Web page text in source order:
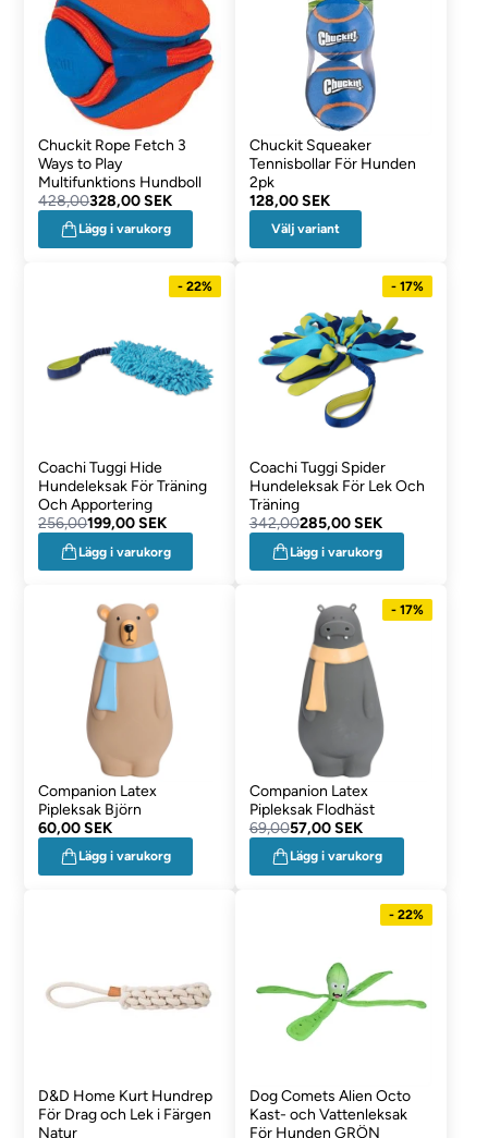
Chuckit Rope Fetch 3
Ways to Play
Multifunktions Hundboll
428,00328,00 SEK
Lägg i varukorg
Chuckit Squeaker
Tennisbollar För Hunden
2pk
128,00 SEK
Välj variant
- 22%
Coachi Tuggi Hide
Hundeleksak För Träning
Och Apportering
256,00199,00 SEK
Lägg i varukorg
- 17%
Coachi Tuggi Spider
Hundeleksak För Lek Och
Träning
342,00285,00 SEK
Lägg i varukorg
Companion Latex
Pipleksak Björn
60,00 SEK
Lägg i varukorg
- 17%
Companion Latex
Pipleksak Flodhäst
69,0057,00 SEK
Lägg i varukorg
D&D Home Kurt Hundrep
För Drag och Lek i Färgen
Natur
- 22%
Dog Comets Alien Octo
Kast- och Vattenleksak
För Hunden GRÖN